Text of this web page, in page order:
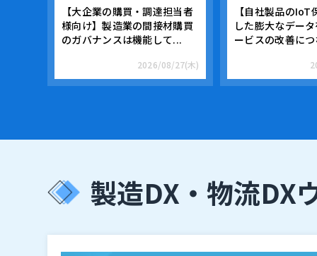
【大企業の購買・調達担当者
様向け】製造業の間接材購買
のガバナンスは機能して...
2026/08/27(木)
【自社製品のIoT
した膨大なデー
ービスの改善に
製造DX・物流DX